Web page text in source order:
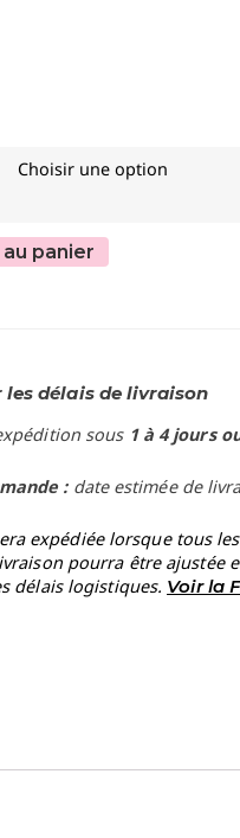
panier
délais de livraison
sous 1 à 4 jours
: date estimée de
expédiée lorsque tous
pourra être ajustée
délais logistiques. Voir la